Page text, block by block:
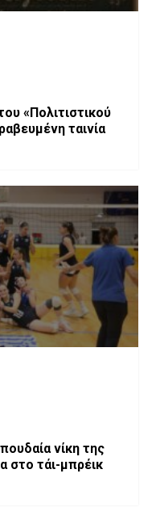
«Πολιτιστικού
ταινία
νίκη της
στο τάι-μπρέικ